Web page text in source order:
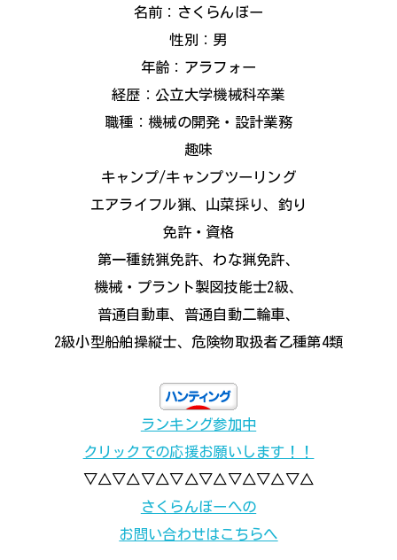
名前：さくらんぼー
性別：男
年齢：アラフォー
経歴：公立大学機械科卒業
職種：機械の開発・設計業務
趣味
キャンプ/キャンプツーリング
エアライフル猟、山菜採り、釣り
免許・資格
第一種銃猟免許、わな猟免許、
機械・プラント製図技能士2級、
普通自動車、普通自動二輪車、
2級小型船舶操縦士、危険物取扱者乙種第4類
ランキング参加中
クリックでの応援お願いします！！
▽△▽△▽△▽△▽△▽△▽△▽△
さくらんぼーへの
お問い合わせはこちらへ